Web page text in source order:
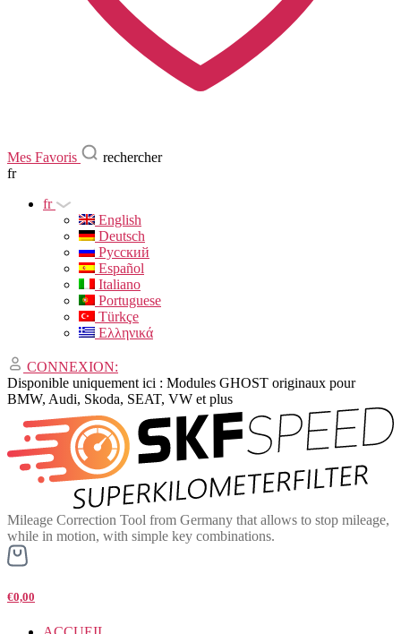
Mes Favoris
rechercher
fr
fr
English
Deutsch
Русский
Español
Italiano
Portuguese
Türkçe
Ελληνικά
CONNEXION:
Disponible uniquement ici : Modules GHOST originaux pour
BMW, Audi, Skoda, SEAT, VW et plus
Mileage Correction Tool from Germany that allows to stop mileage,
while in motion, with simple key combinations.
€0,00